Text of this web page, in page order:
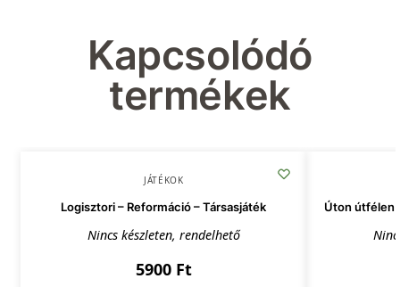
Kapcsolódó
termékek
JÁTÉKOK
Logisztori – Reformáció – Társasjáték
Nincs készleten, rendelhető
5900 Ft
Úton útfélen